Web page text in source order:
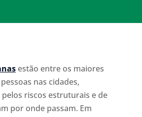
estão entre os maiores
nas cidades,
riscos estruturais e de
por onde passam. Em